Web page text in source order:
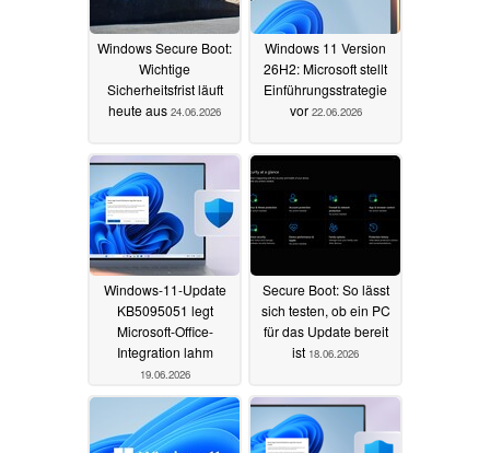
Windows Secure Boot:
Wichtige
Sicherheitsfrist läuft
heute aus 24.06.2026
Windows 11 Version
26H2: Microsoft stellt
Einführungsstrategie
vor 22.06.2026
Windows-11-Update
KB5095051 legt
Microsoft-Office-
Integration lahm
19.06.2026
Secure Boot: So lässt
sich testen, ob ein PC
für das Update bereit
ist 18.06.2026